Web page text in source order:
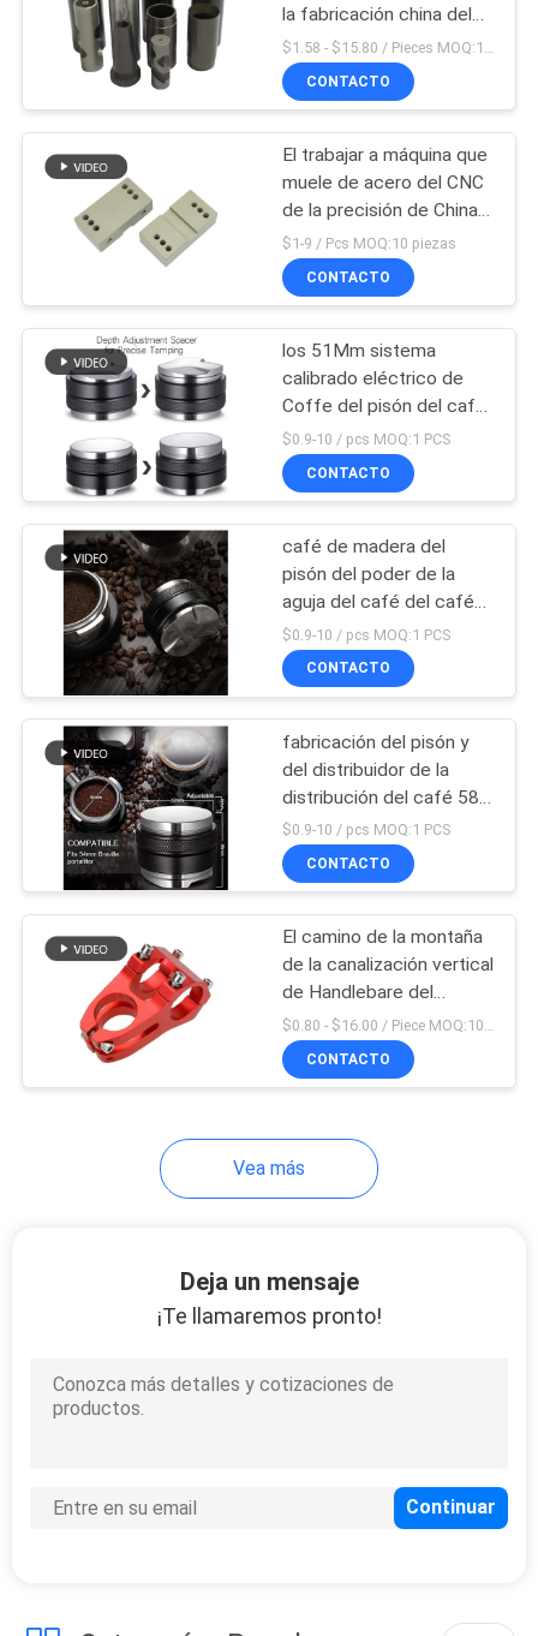
CITA
MAPA
DEL
SITIO
POLÍTICA
DE
PRIVACIDAD
Piezas de acero
inoxidables del CNC
83
piezas del aluminio
del CNC
CNC que trabaja a
máquina piezas
plásticas
El CNC de cobre
amarillo dio vuelta a
piezas
Servicio de encargo
chapa del CNC
la fabricación china del
proveedor que trabaja a
máquina pequeñas
piezas
$1.58 - $15.80 / Pieces MOQ:10 piezas
CONTACTO
El trabajar a máquina que
muele de acero del CNC
de la precisión de China
del servicio que trabaja a
máquina micro
$1-9 / Pcs MOQ:10 piezas
CONTACTO
los 51Mm sistema
calibrado eléctrico de
Coffe del pisón del café
del café express de 53
58 milímetros
$0.9-10 / pcs MOQ:1 PCS
CONTACTO
café de madera del
pisón del poder de la
aguja del café del café
express de la manija de
los 49.5Mm
$0.9-10 / pcs MOQ:1 PCS
CONTACTO
fabricación del pisón y
del distribuidor de la
distribución del café 58,5
de los 53Mm
$0.9-10 / pcs MOQ:1 PCS
CONTACTO
El camino de la montaña
de la canalización vertical
de Handlebare del
carbono embroma
cortocircuito del tronco
de la bici de E proviene H
$0.80 - $16.00 / Piece MOQ:10 pedazos
CONTACTO
Vea más
Deja un mensaje
¡Te llamaremos pronto!